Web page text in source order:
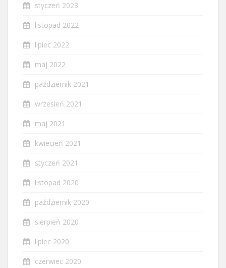
styczeń 2023
listopad 2022
lipiec 2022
maj 2022
październik 2021
wrzesień 2021
maj 2021
kwiecień 2021
styczeń 2021
listopad 2020
październik 2020
sierpień 2020
lipiec 2020
czerwiec 2020